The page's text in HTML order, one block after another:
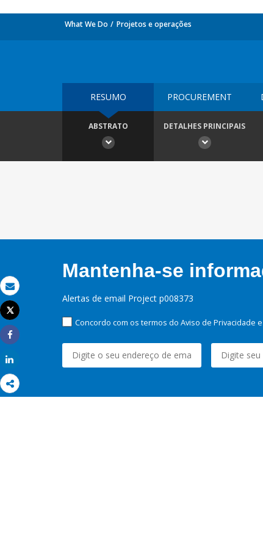
Email
Imprimir
Tweet
Share
What We Do Projetos e operações
RESUMO PROCUREMENT
ABSTRATO DETALHES PRINCIPAIS
Mantenha-se
Alertas de email Project p008373
Concordo com os termos do Aviso de